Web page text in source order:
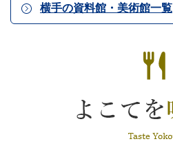
横手の資料館・美術館一覧